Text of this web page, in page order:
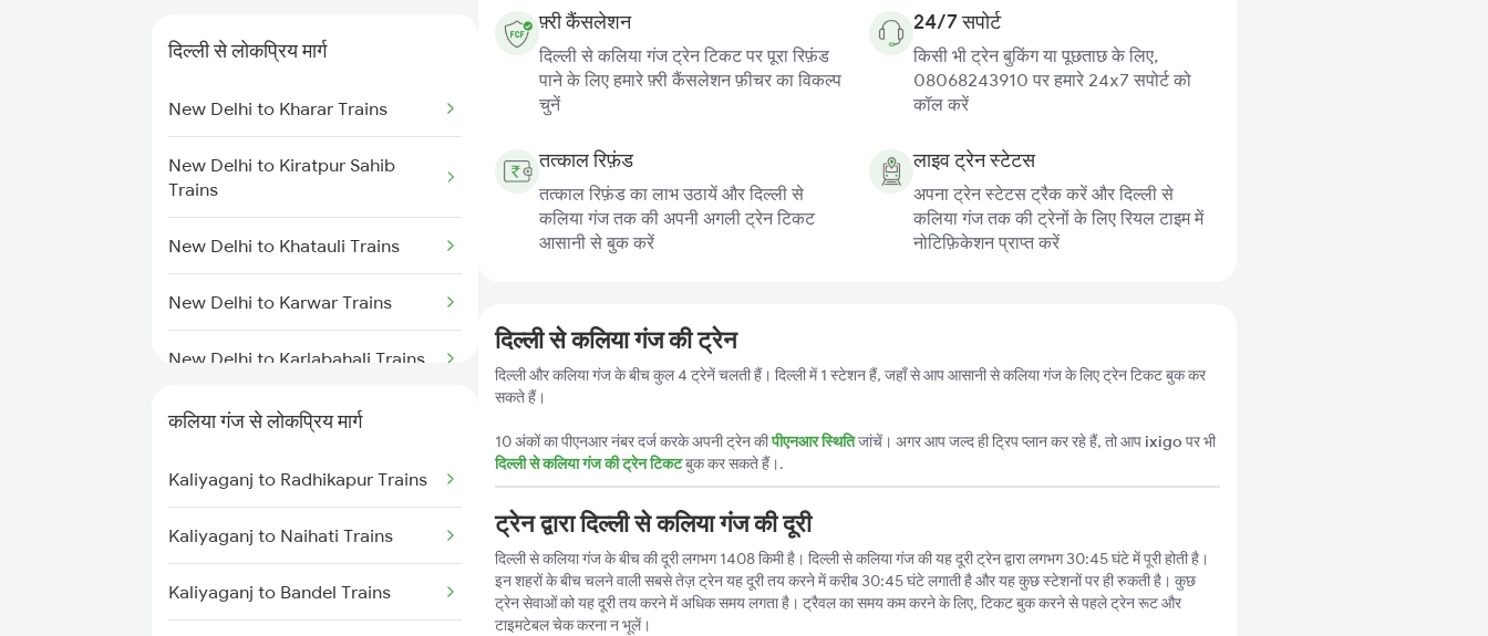
Kaliyaganj to Kolkata Trains
Kaliyaganj to Katihar Trains
Kaliyaganj to Naihati Trains
दिल्ली से लोकप्रिय मार्ग
New Delhi to Kharar Trains
New Delhi to Kiratpur Sahib
Trains
New Delhi to Khatauli Trains
New Delhi to Karwar Trains
New Delhi to Karlabahali Trains
New Delhi to Kesamudram
New Delhi to Khagaria Trains
New Delhi to Kathgodam Trains
New Delhi to Kharagpur Trains
कलिया गंज से लोकप्रिय मार्ग
Kaliyaganj to Radhikapur Trains
Kaliyaganj to Naihati Trains
Kaliyaganj to Bandel Trains
फ़्री कैंसलेशन
दिल्ली से कलिया गंज ट्रेन टिकट पर पूरा रिफ़ंड
पाने के लिए हमारे फ़्री कैंसलेशन फ़ीचर का विकल्प
चुनें
24/7 सपोर्ट
किसी भी ट्रेन बुकिंग या पूछताछ के लिए,
08068243910 पर हमारे 24x7 सपोर्ट को
कॉल करें
तत्काल रिफ़ंड
तत्काल रिफ़ंड का लाभ उठायें और दिल्ली से
कलिया गंज तक की अपनी अगली ट्रेन टिकट
आसानी से बुक करें
लाइव ट्रेन स्टेटस
अपना ट्रेन स्टेटस ट्रैक करें और दिल्ली से
कलिया गंज तक की ट्रेनों के लिए रियल टाइम में
नोटिफ़िकेशन प्राप्त करें
दिल्ली से कलिया गंज की ट्रेन
दिल्ली और कलिया गंज के बीच कुल 4 ट्रेनें चलती हैं। दिल्ली में 1 स्टेशन हैं, जहाँ से आप आसानी से कलिया गंज के लिए ट्रेन टिकट बुक कर
सकते हैं।
10 अंकों का पीएनआर नंबर दर्ज करके अपनी ट्रेन कीपीएनआर स्थितिजांचें। अगर आप जल्द ही ट्रिप प्लान कर रहे हैं, तो आप ixigoपर भी
दिल्ली से कलिया गंज की ट्रेन टिकटबुक कर सकते हैं।.
ट्रेन द्वारा दिल्ली से कलिया गंज की दूरी
दिल्ली से कलिया गंज के बीच की दूरी लगभग 1408 किमी है। दिल्ली से कलिया गंज की यह दूरी ट्रेन द्वारा लगभग 30:45 घंटे में पूरी होती है।
इन शहरों के बीच चलने वाली सबसे तेज़ ट्रेन यह दूरी तय करने में करीब 30:45 घंटे लगाती है और यह कुछ स्टेशनों पर ही रुकती है। कुछ
ट्रेन सेवाओं को यह दूरी तय करने में अधिक समय लगता है। ट्रैवल का समय कम करने के लिए, टिकट बुक करने से पहले ट्रेन रूट और
टाइमटेबल चेक करना न भूलें।